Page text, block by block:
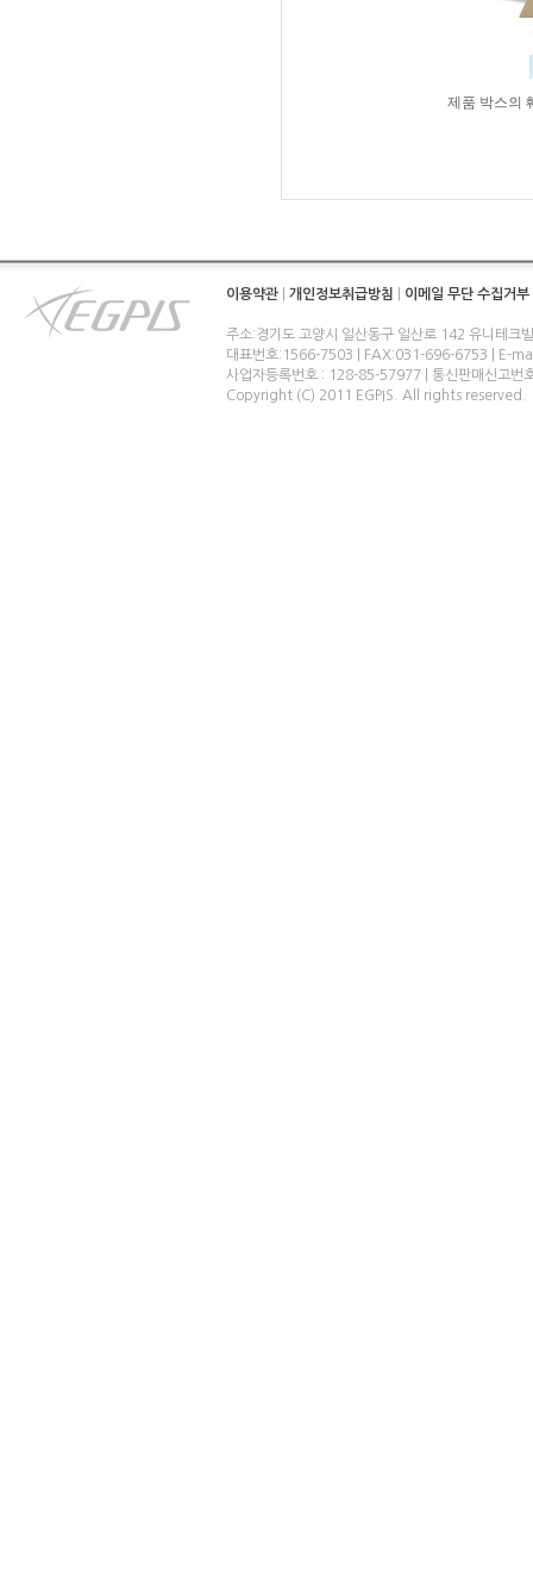
제품 박스의
이용약관 개인정보취급방침 이메일 무단 수집거부
주소:경기도 고양시 일산동구 일산로 142 유니테크
대표번호:1566-7503 | FAX:031-696-6753 | E-
사업자등록번호 : 128-85-57977 | 통신판매신고번
Copyright (C) 2011 EGPIS. All rights reserved.